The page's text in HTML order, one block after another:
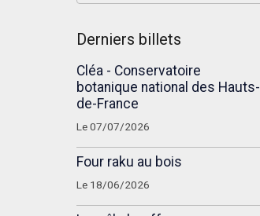
Derniers billets
Cléa - Conservatoire
botanique national des Hauts-
de-France
Le 07/07/2026
Four raku au bois
Le 18/06/2026